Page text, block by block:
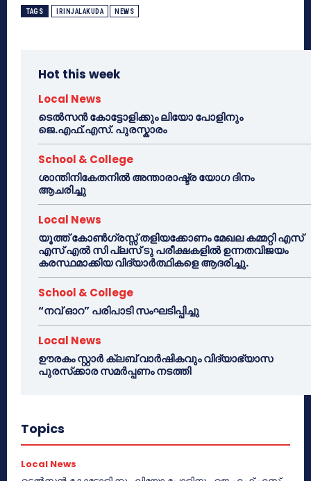
TAGS IRINJALAKUDA NEWS
Hot this week
Local News
ടെൽസൻ കോട്ടോളിക്കും ലിയോ പോളിനും
ജെ.എഫ്.എസ്. പുരസ്കാരം
School & College
ശാന്തിനികേതനിൽ അന്താരാഷ്ട്ര യോഗ ദിനം
ആചരിച്ചു
Local News
യൂത്ത് കോൺഗ്രസ്സ് തളിയക്കോണം മേഖല കമ്മറ്റി എസ്
എസ് എൽ സി പ്ലസ് ടു പരീക്ഷകളിൽ ഉന്നതവിജയം
കരസ്ഥമാക്കിയ വിദ്യാർത്ഥികളെ ആദരിച്ചു.
School & College
“നവ് ഓറ” പരിപാടി സംഘടിപ്പിച്ചു
Local News
ഊരകം സ്റ്റാർ ക്ലബ് വാർഷികവും വിദ്യാഭ്യാസ
പുരസ്‌ക്കാര സമർപ്പണം നടത്തി
Topics
Local News